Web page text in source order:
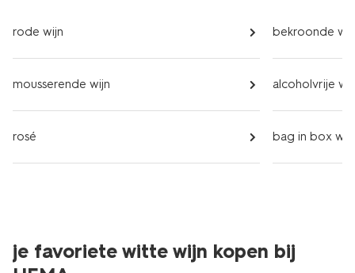
rode wijn
mousserende wijn
rosé
bekroonde
alcoholvrije
bag in box wijn
je favoriete witte wijn kopen bij